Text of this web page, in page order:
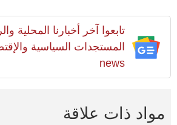
تابعوا آخر أخبارنا المحلية
news
مواد ذات علاقة